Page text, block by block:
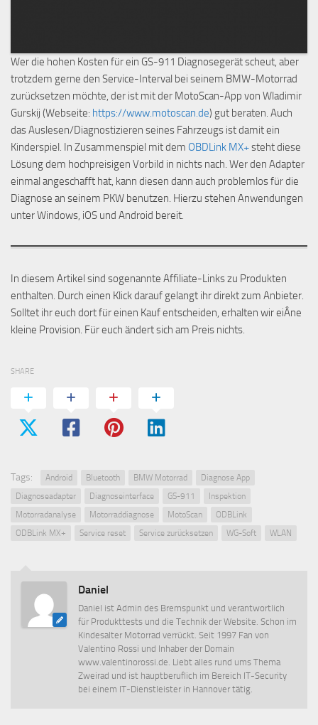
Wer die hohen Kosten für ein GS-911 Diagnosegerät scheut, aber
trotzdem gerne den Service-Interval bei seinem BMW-Motorrad
zurücksetzen möchte, der ist mit der MotoScan-App von Wladimir
Gurskij (Webseite: https://www.motoscan.de) gut beraten. Auch
das Auslesen/Diagnostizieren seines Fahrzeugs ist damit ein
Kinderspiel. In Zusammenspiel mit dem OBDLink MX+steht diese
Lösung dem hochpreisigen Vorbild in nichts nach. Wer den Adapter
einmal angeschafft hat, kann diesen dann auch problemlos für die
Diagnose an seinem PKW benutzen. Hierzu stehen Anwendungen
unter Windows, iOS und Android bereit.
In diesem Artikel sind sogenannte Affiliate-Links zu Produkten
enthalten. Durch einen Klick darauf gelangt ihr direkt zum Anbieter.
Solltet ihr euch dort für einen Kauf entscheiden, erhalten wir eiÂ­ne
kleine Provision. Für euch ändert sich am Preis nichts.
SHARE
Tags: Android Bluetooth BMW Motorrad
Diagnose App
Diagnoseadapter
Diagnoseinterface GS-911
Inspektion
Motorradanalyse
Motorraddiagnose MotoScan
ODBLink
ODBLink MX+
Service reset Service zurücksetzen WG-Soft WLAN
Daniel
Daniel ist Admin des Bremspunkt und verantwortlich
für Produkttests und die Technik der Website. Schon im
Kindesalter Motorrad verrückt. Seit 1997 Fan von
Valentino Rossi und Inhaber der Domain
www.valentinorossi.de. Liebt alles rund ums Thema
Zweirad und ist hauptberuflich im Bereich IT-Security
bei einem IT-Dienstleister in Hannover tätig.